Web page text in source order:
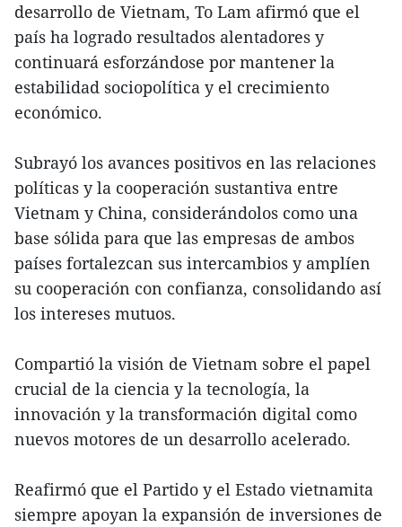
desarrollo de Vietnam, To Lam afirmó que el
país ha logrado resultados alentadores y
continuará esforzándose por mantener la
estabilidad sociopolítica y el crecimiento
económico.
Subrayó los avances positivos en las relaciones
políticas y la cooperación sustantiva entre
Vietnam y China, considerándolos como una
base sólida para que las empresas de ambos
países fortalezcan sus intercambios y amplíen
su cooperación con confianza, consolidando así
los intereses mutuos.
Compartió la visión de Vietnam sobre el papel
crucial de la ciencia y la tecnología, la
innovación y la transformación digital como
nuevos motores de un desarrollo acelerado.
Reafirmó que el Partido y el Estado vietnamita
siempre apoyan la expansión de inversiones de